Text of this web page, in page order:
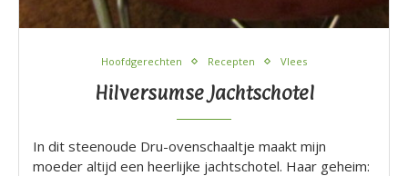
Hoofdgerechten Recepten Vlees
Hilversumse Jachtschotel
In dit steenoude Dru-ovenschaaltje maakt mijn
moeder altijd een heerlijke jachtschotel. Haar geheim: